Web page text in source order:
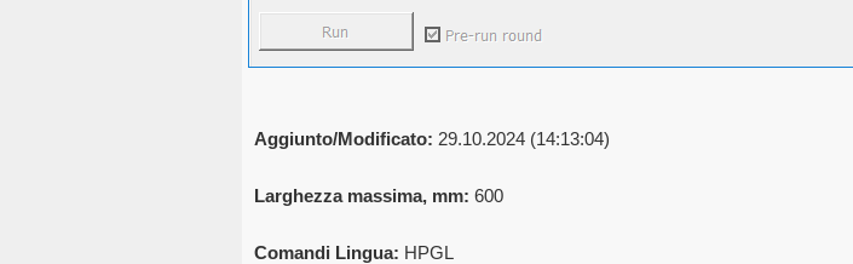
Aggiunto/Modificato: 29.10.2024 (14:13:04)
Larghezza massima, mm: 600
Comandi Lingua: HPGL